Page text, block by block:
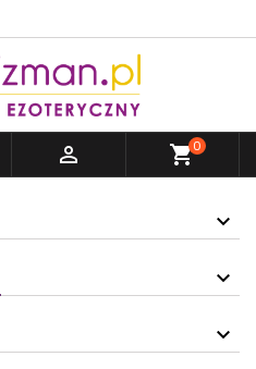
 shopping_cart0